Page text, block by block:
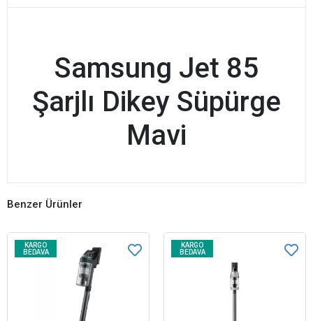
Samsung Jet 85
Şarjlı Dikey Süpürge
Mavi
Benzer Ürünler
KARGO
BEDAVA
KARGO
BEDAVA